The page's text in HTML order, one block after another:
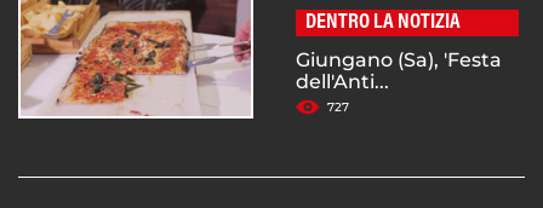
DENTRO LA NOTIZIA
Giungano (Sa), 'Festa
dell'Anti...
727